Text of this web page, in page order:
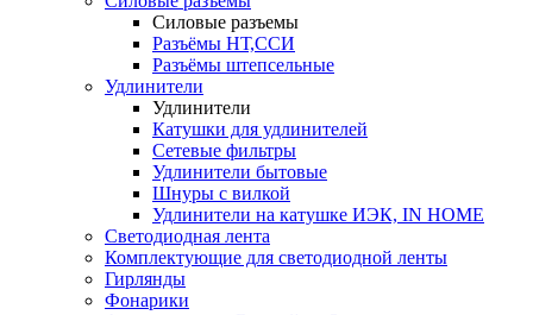
Силовые разъемы
Разъёмы НТ,ССИ
Разъёмы штепсельные
Удлинители
Удлинители
Катушки для удлинителей
Сетевые фильтры
Удлинители бытовые
Шнуры с вилкой
Удлинители на катушке ИЭК, IN HOME
Светодиодная лента
Комплектующие для светодиодной ленты
Гирлянды
Фонарики